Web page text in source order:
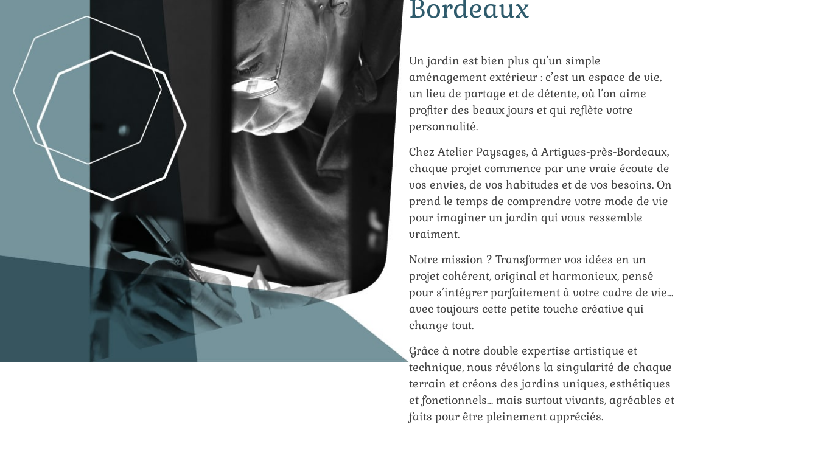
Bordeaux
Un jardin est bien plus qu’un simple
aménagement extérieur : c’est un espace de vie,
un lieu de partage et de détente, où l’on aime
profiter des beaux jours et qui reflète votre
personnalité.
Chez Atelier Paysages, à Artigues-près-Bordeaux,
chaque projet commence par une vraie écoute de
vos envies, de vos habitudes et de vos besoins. On
prend le temps de comprendre votre mode de vie
pour imaginer un jardin qui vous ressemble
vraiment.
Notre mission ? Transformer vos idées en un
projet cohérent, original et harmonieux, pensé
pour s’intégrer parfaitement à votre cadre de vie…
avec toujours cette petite touche créative qui
change tout.
Grâce à notre double expertise artistique et
technique, nous révélons la singularité de chaque
terrain et créons des jardins uniques, esthétiques
et fonctionnels… mais surtout vivants, agréables et
faits pour être pleinement appréciés.